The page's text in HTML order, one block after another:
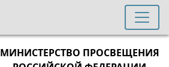
МИНИСТЕРСТВО ПРОСВЕЩЕНИЯ